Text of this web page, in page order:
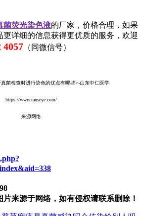
菌荧光染色液的厂家，价格合理，如果
详细的信息获得更优质的服务，欢迎
4057 （同微信号）
菌检查时进行染色的优点有哪些>-山东中仁医学
https://www.ranseye.com/
来源网络
来源于网络，如有侵权请联系删除！